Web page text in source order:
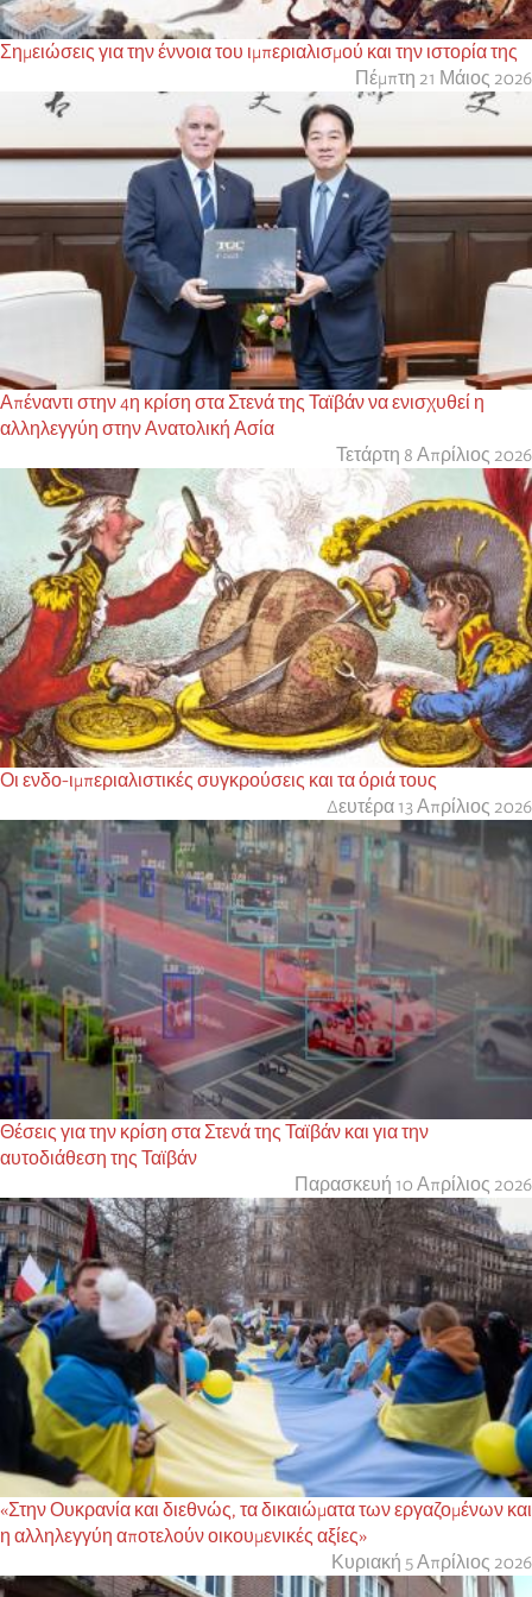
Σημειώσεις για την έννοια του ιμπεριαλισμού και την ιστορία της
Πέμπτη 21 Μάιος 2026
Απέναντι στην 4η κρίση στα Στενά της Ταϊβάν να ενισχυθεί η
αλληλεγγύη στην Ανατολική Ασία
Τετάρτη 8 Απρίλιος 2026
Οι ενδο-ιμπεριαλιστικές συγκρούσεις και τα όριά τους
Δευτέρα 13 Απρίλιος 2026
Θέσεις για την κρίση στα Στενά της Ταϊβάν και για την
αυτοδιάθεση της Ταϊβάν
Παρασκευή 10 Απρίλιος 2026
«Στην Ουκρανία και διεθνώς, τα δικαιώματα των εργαζομένων και
η αλληλεγγύη αποτελούν οικουμενικές αξίες»
Κυριακή 5 Απρίλιος 2026